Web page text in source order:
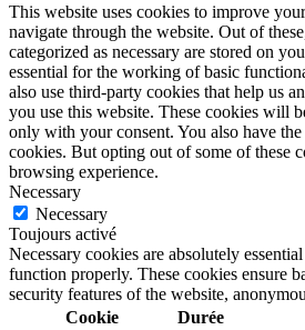
This website uses cookies to improve
navigate through the website. Out of
categorized as necessary are stored on
essential for the working of basic
also use third-party cookies that help us
you use this website. These cookies will
only with your consent. You also have
cookies. But opting out of some of these
browsing experience.
Necessary
Necessary
Toujours activé
Necessary cookies are absolutely
function properly. These cookies ensure
security features of the website,
Cookie
Durée